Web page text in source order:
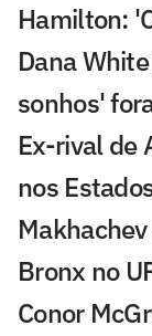
Hamilton:
Dana
sonhos'
Ex-rival de
nos
Bronx no
Conor